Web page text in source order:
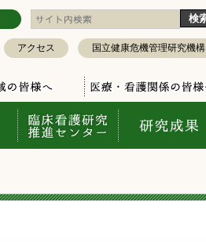
アクセス 国立健康危機管理研究機構